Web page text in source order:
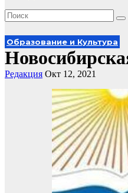
Образование и Культура
Редакция Окт 12, 2021